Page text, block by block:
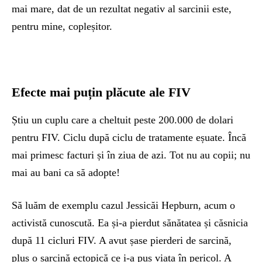
mai mare, dat de un rezultat negativ al sarcinii este,
pentru mine, copleșitor.
Efecte mai puțin plăcute ale FIV
Știu un cuplu care a cheltuit peste 200.000 de dolari
pentru FIV. Ciclu după ciclu de tratamente eșuate. Încă
mai primesc facturi și în ziua de azi. Tot nu au copii; nu
mai au bani ca să adopte!
Să luăm de exemplu cazul Jessicăi Hepburn, acum o
activistă cunoscută. Ea și-a pierdut sănătatea și căsnicia
după 11 cicluri FIV. A avut șase pierderi de sarcină,
plus o sarcină ectopică ce i-a pus viața în pericol. A